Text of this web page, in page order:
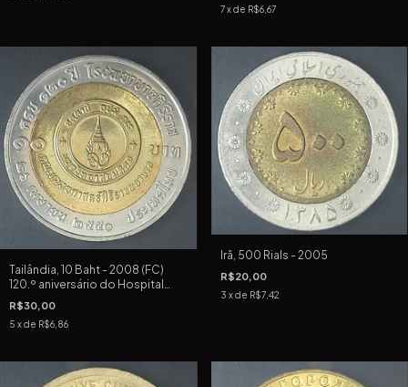
7 x de R$6,67
Tailândia, 10 Baht - 2008 (FC)
120.º aniversário do Hospital
Siriraj
R$30,00
5 x de R$6,86
Irã, 500 Rials - 2005
R$20,00
3 x de R$7,42